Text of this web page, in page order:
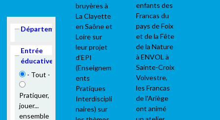
bruyères à
La Clayette
en Saône et
Loire sur
leur projet
d’EPI
(Enseignem
ents
Pratiques
Interdiscipli
naires) sur
enfants des
Francas du
pays de Foix
et de la Fête
de la Nature
à ENVOL à
Sainte-Croix
Volvestre,
les Francas
de l'Ariège
ont animé
Show
Département
Hide
Entrée
éducative
- Tout -
Pratiquer,
jouer...
ensemble